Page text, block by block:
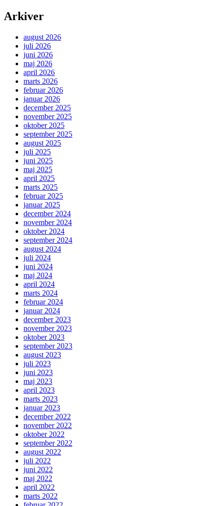
Arkiver
august 2026
juli 2026
juni 2026
maj 2026
april 2026
marts 2026
februar 2026
januar 2026
december 2025
november 2025
oktober 2025
september 2025
august 2025
juli 2025
juni 2025
maj 2025
april 2025
marts 2025
februar 2025
januar 2025
december 2024
november 2024
oktober 2024
september 2024
august 2024
juli 2024
juni 2024
maj 2024
april 2024
marts 2024
februar 2024
januar 2024
december 2023
november 2023
oktober 2023
september 2023
august 2023
juli 2023
juni 2023
maj 2023
april 2023
marts 2023
januar 2023
december 2022
november 2022
oktober 2022
september 2022
august 2022
juli 2022
juni 2022
maj 2022
april 2022
marts 2022